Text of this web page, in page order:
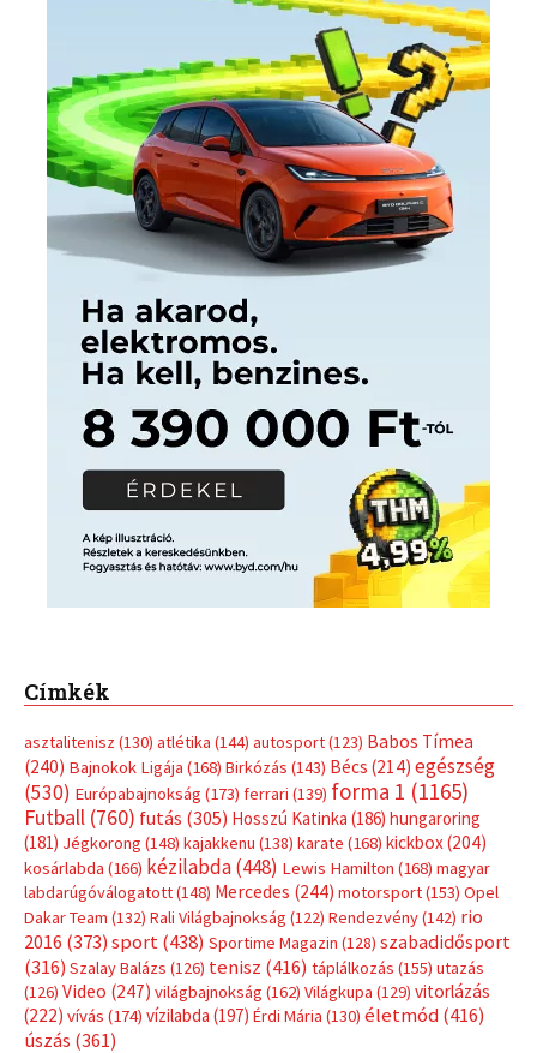
Címkék
asztalitenisz (130) atlétika (144) autosport(123) Babos Tímea
(240) Bajnokok Ligája (168) Birkózás (143) Bécs (214) egészség
(530) Európabajnokság (173) ferrari (139) forma 1 (1165)
Futball (760) futás (305) Hosszú Katinka (186) hungaroring
(181) Jégkorong (148) kajakkenu (138) karate (168) kickbox(204)
kosárlabda (166) kézilabda(448) Lewis Hamilton (168) magyar
labdarúgóválogatott(148) Mercedes (244) motorsport(153) Opel
Dakar Team (132) Rali Világbajnokság (122) Rendezvény(142) rio
2016 (373) sport(438) Sportime Magazin (128) szabadidősport
(316) Szalay Balázs (126) tenisz (416) táplálkozás (155) utazás
(126) Video (247) világbajnokság (162) Világkupa (129) vitorlázás
(222) vívás (174) vízilabda (197) Érdi Mária (130) életmód(416)
úszás (361)